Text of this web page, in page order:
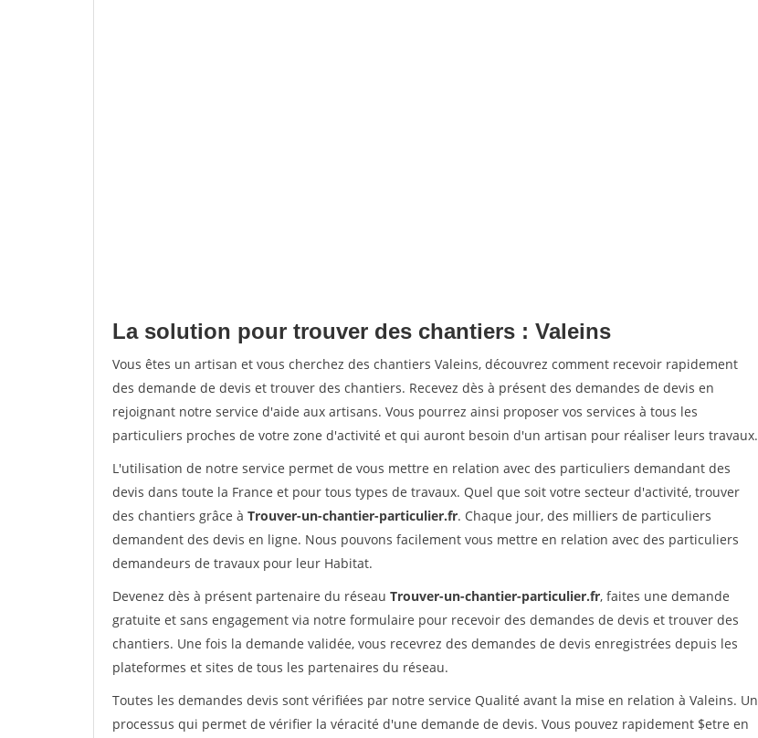
La solution pour trouver des chantiers : Valeins
Vous êtes un artisan et vous cherchez des chantiers Valeins, découvrez comment recevoir rapidement
des demande de devis et trouver des chantiers. Recevez dès à présent des demandes de devis en
rejoignant notre service d'aide aux artisans. Vous pourrez ainsi proposer vos services à tous les
particuliers proches de votre zone d'activité et qui auront besoin d'un artisan pour réaliser leurs travaux.
L'utilisation de notre service permet de vous mettre en relation avec des particuliers demandant des
devis dans toute la France et pour tous types de travaux. Quel que soit votre secteur d'activité, trouver
des chantiers grâce à Trouver-un-chantier-particulier.fr. Chaque jour, des milliers de particuliers
demandent des devis en ligne. Nous pouvons facilement vous mettre en relation avec des particuliers
demandeurs de travaux pour leur Habitat.
Devenez dès à présent partenaire du réseau Trouver-un-chantier-particulier.fr, faites une demande
gratuite et sans engagement via notre formulaire pour recevoir des demandes de devis et trouver des
chantiers. Une fois la demande validée, vous recevrez des demandes de devis enregistrées depuis les
plateformes et sites de tous les partenaires du réseau.
Toutes les demandes devis sont vérifiées par notre service Qualité avant la mise en relation à Valeins. Un
processus qui permet de vérifier la véracité d'une demande de devis. Vous pouvez rapidement $etre en